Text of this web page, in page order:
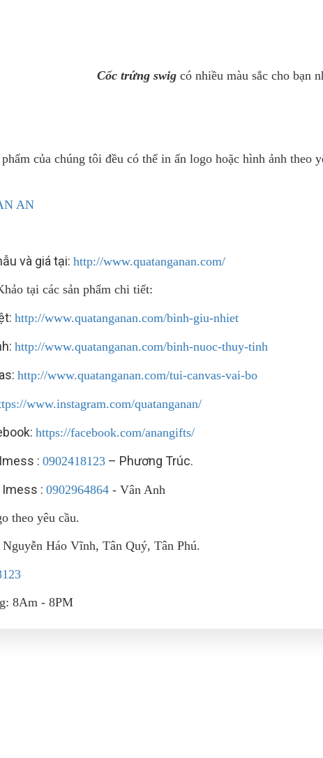
Cốc trứng swig có nhiều màu sắc cho bạn
phẩm của chúng tôi đều có thể in ấn logo hoặc hình ảnh theo
AN
và giá tại: http://www.quatanganan.com/
tại các sản phẩm chi tiết:
http://www.quatanganan.com/binh-giu-nhiet
http://www.quatanganan.com/binh-nuoc-thuy-tinh
http://www.quatanganan.com/tui-canvas-vai-bo
www.instagram.com/quatanganan/
https://facebook.com/anangifts/
: 0902418123 – Phương Trúc.
Imess : 0902964864 - Vân Anh
theo yêu cầu.
Háo Vĩnh, Tân Quý, Tân Phú.
8Am - 8PM